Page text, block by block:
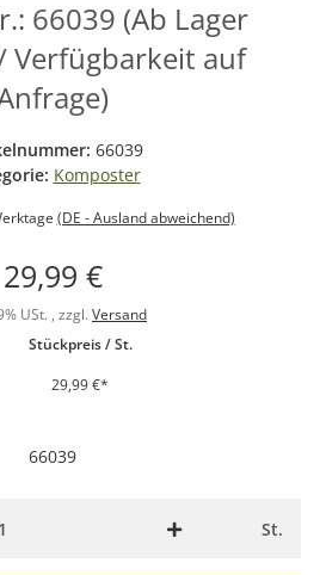
66039 (Ab Lager
Verfügbarkeit auf
66039
Komposter
(DE - Ausland abweichend)
29,99 €
USt. , zzgl. Versand
Stückpreis / St.
29,99 €*
66039
St.